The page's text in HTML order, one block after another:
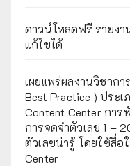
ดาวน์โหลดฟรี รายงา
แก้ไขได้
เผยแพร่ผลงานวิชาก
Best Practice ) ประ
Content Center กา
การจดจำตัวเลข 1 –
ตัวเลขน่ารู้ โดยใช้สื่อ
Center